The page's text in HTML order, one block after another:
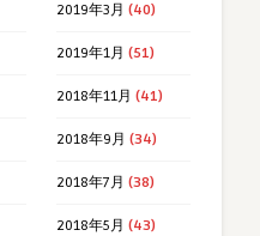
2019年3月 (40)
2019年1月 (51)
2018年11月 (41)
2018年9月 (34)
2018年7月 (38)
2018年5月 (43)